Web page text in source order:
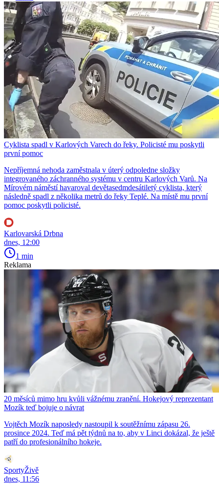
Cyklista spadl v Karlových Varech do řeky. Policisté mu poskytli
první pomoc
Nepříjemná nehoda zaměstnala v úterý odpoledne složky
integrovaného záchranného systému v centru Karlových Varů. Na
Mírovém náměstí havaroval devětasedmdesátiletý cyklista, který
následně spadl z několika metrů do řeky Teplé. Na místě mu první
pomoc poskytli policisté.
Karlovarská Drbna
dnes, 12:00
1 min
Reklama
20 měsíců mimo hru kvůli vážnému zranění. Hokejový reprezentant
Mozík teď bojuje o návrat
Vojtěch Mozík naposledy nastoupil k soutěžnímu zápasu 26.
prosince 2024. Teď má pět týdnů na to, aby v Linci dokázal, že ještě
patří do profesionálního hokeje.
SportyŽivě
dnes, 11:56